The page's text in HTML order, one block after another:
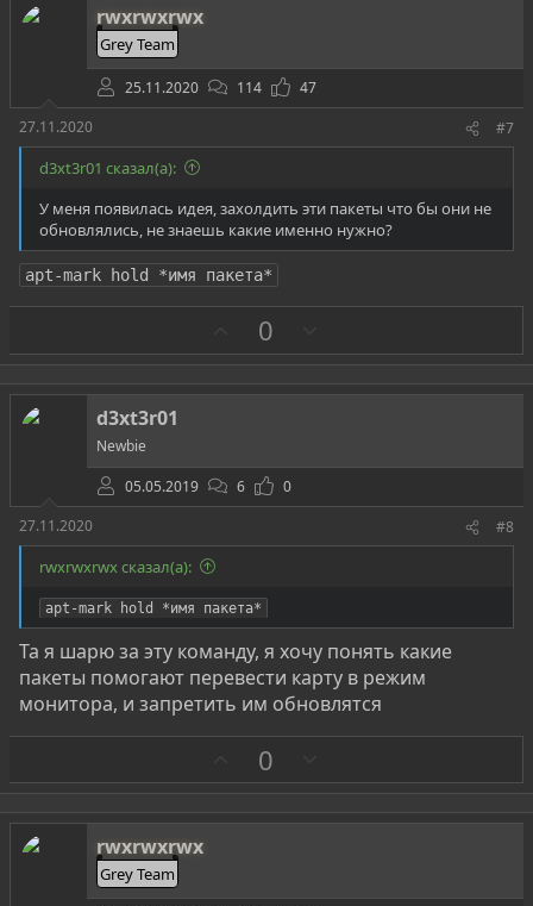
rwxrwxrwx
Grey Team
25.11.2020 114
47
27.11.2020
#7
d3xt3r01 сказал(а):
У меня появилась идея, захолдить эти пакеты что бы они не
обновлялись, не знаешь какие именно нужно?
apt-mark hold *имя пакета*
а
0
р
о
в
d3xt3r01
Newbie
05.05.2019
6
0
27.11.2020
#8
rwxrwxrwx сказал(а):
apt-mark hold *имя пакета*
Та я шарю за эту команду, я хочу понять какие
пакеты помогают перевести карту в режим
монитора, и запретить им обновлятся
а
0
р
о
rwxrwxrwx
Grey Team